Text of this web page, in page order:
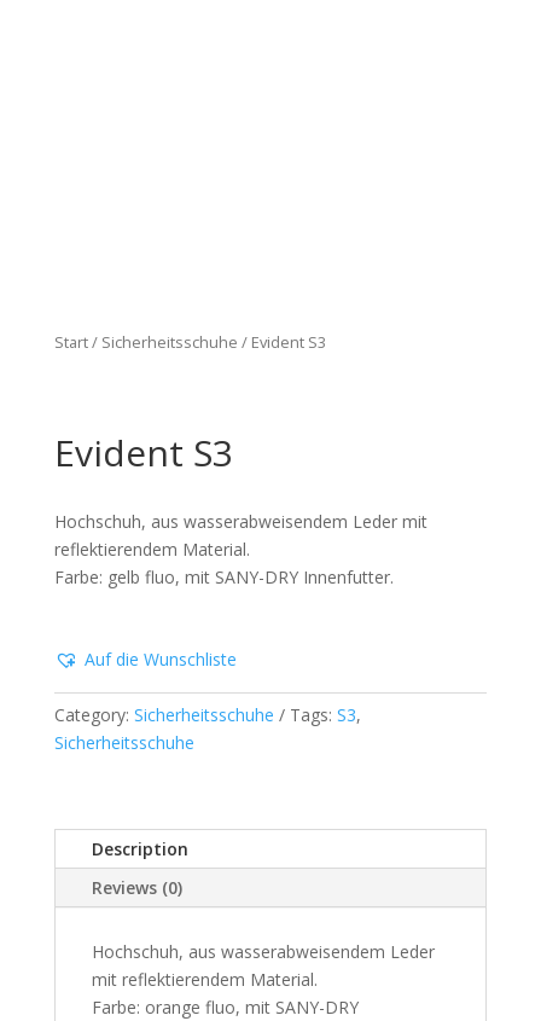
Start/ Sicherheitsschuhe / Evident S3
Evident S3
Hochschuh, aus wasserabweisendem Leder mit
reflektierendem Material.
Farbe: gelb fluo, mit SANY-DRY Innenfutter.
Auf die Wunschliste
Category: Sicherheitsschuhe Tags: S3,
Sicherheitsschuhe
Description
Reviews (0)
Hochschuh, aus wasserabweisendem Leder
mit reflektierendem Material.
Farbe: orange fluo, mit SANY-DRY